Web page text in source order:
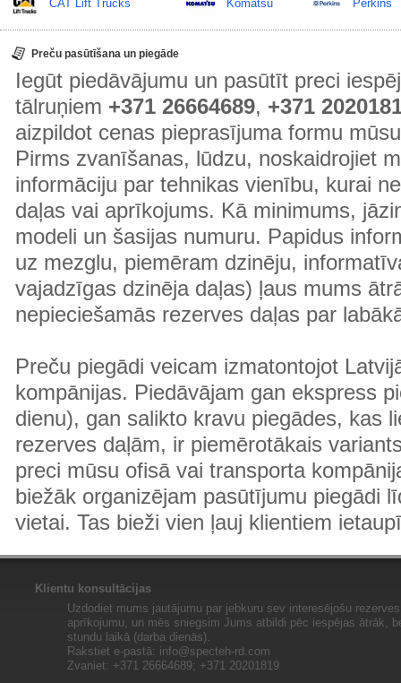
CAT Lift Trucks
Komatsu
Perkins
Preču pasūtīšana un piegāde
Iegūt piedāvājumu un pasūtīt preci
tālruņiem +371 26664689, +371
aizpildot cenas pieprasījuma formu
Pirms zvanīšanas, lūdzu, noskaidrojiet
informāciju par tehnikas vienību, kurai
daļas vai aprīkojums. Kā minimums,
modeli un šasijas numuru. Papidus
uz mezglu, piemēram dzinēju,
vajadzīgas dzinēja daļas) ļaus mums
nepieciešamās rezerves daļas par
Preču piegādi veicam izmatontojot
kompānijas. Piedāvājam gan ekspress
dienu), gan salikto kravu piegādes, kas
rezerves daļām, ir piemērotākais
preci mūsu ofisā vai transporta
biežāk organizējam pasūtījumu piegādi
vietai. Tas bieži vien ļauj klientiem
Klientu konsultācijas
Uzdodiet mums jautājumu par jebkuru sev interesējošu
aprīkojumu, un mēs sniegsim Jums atbildi pēc iespējas ātrāk,
stundu laikā (darba dienās).
Rakstiet e-pastā: info@specteh-rd.com
Zvaniet: +371 26664689; +371 20201819